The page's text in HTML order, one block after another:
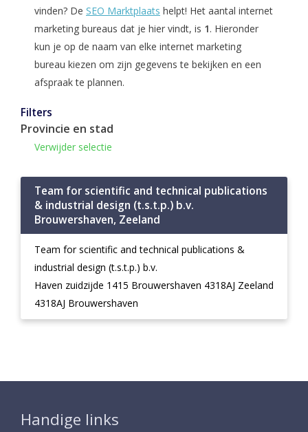
vinden? De SEO Marktplaats helpt! Het aantal internet
marketing bureaus dat je hier vindt, is 1. Hieronder
kun je op de naam van elke internet marketing
bureau kiezen om zijn gegevens te bekijken en een
afspraak te plannen.
Filters
Provincie en stad
Verwijder selectie
Team for scientific and technical publications
& industrial design (t.s.t.p.) b.v.
Brouwershaven, Zeeland
Team for scientific and technical publications &
industrial design (t.s.t.p.) b.v.
Haven zuidzijde 1415 Brouwershaven 4318AJ Zeeland
4318AJ Brouwershaven
Handige links